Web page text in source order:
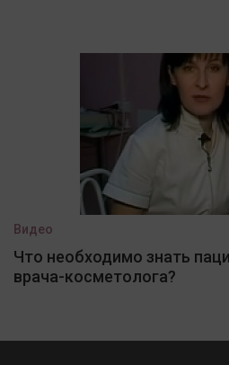
Видео
Что необходимо знать
врача-косметолога?